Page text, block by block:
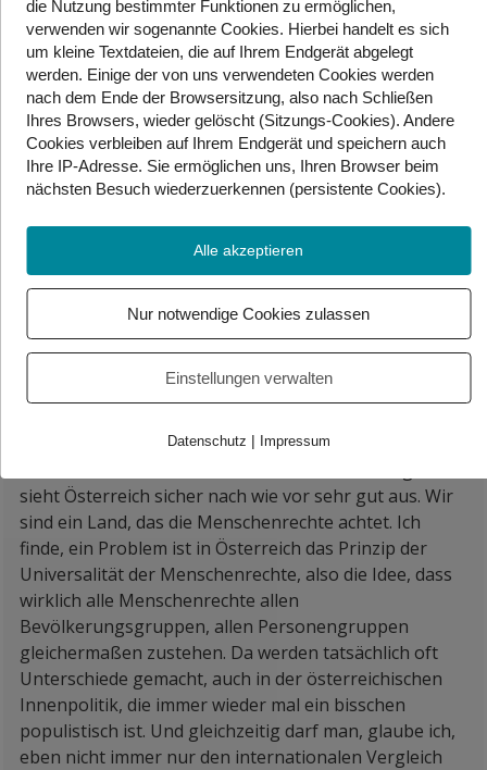
GW.tv:Braucht man da einen besonderen Schutz?
Oder fordert Amnesty dann besondere Maßnahmen,
um zum Beispiel gehörlose Asylanten zu beschützen?
Zehetner-Halemi:Also das Thema Inklusion ist bei
uns natürlich auch ein großes Thema, das Thema der
Barrierefreiheit, das wir auch immer wieder
thematisieren. Wir schauen uns auch die UN-
Behindertenrechtskonvention an und die Umsetzung,
natürlich, der Forderungen in Österreich, die ja aktuell
leider nicht so gut aussehen. In dem Fall haben wir uns
vor allem aber, wie gesagt Migration, Asyl und das
Thema der Frauenrechte angesehen.
mnesty ist eine internationale Gruppe. Sie
haben gerade den Bericht für Österreich gemacht. Wie
sieht Österreich sicher nach wie vor sehr gut aus. Wir
sind ein Land, das die Menschenrechte achtet. Ich
finde, ein Problem ist in Österreich das Prinzip der
Universalität der Menschenrechte, also die Idee, dass
wirklich alle Menschenrechte allen
Bevölkerungsgruppen, allen Personengruppen
gleichermaßen zustehen. Da werden tatsächlich oft
Unterschiede gemacht, auch in der österreichischen
Innenpolitik, die immer wieder mal ein bisschen
populistisch ist. Und gleichzeitig darf man, glaube ich,
eben nicht immer nur den internationalen Vergleich
die Nutzung bestimmter Funktionen zu ermöglichen,
verwenden wir sogenannte Cookies. Hierbei handelt es sich
um kleine Textdateien, die auf Ihrem Endgerät abgelegt
werden. Einige der von uns verwendeten Cookies werden
nach dem Ende der Browsersitzung, also nach Schließen
Ihres Browsers, wieder gelöscht (Sitzungs-Cookies). Andere
Cookies verbleiben auf Ihrem Endgerät und speichern auch
Ihre IP-Adresse. Sie ermöglichen uns, Ihren Browser beim
nächsten Besuch wiederzuerkennen (persistente Cookies).
Alle akzeptieren
Nur notwendige Cookies zulassen
Einstellungen verwalten
Datenschutz | Impressum